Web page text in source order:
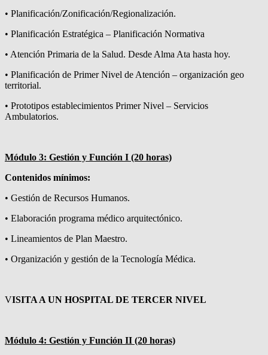
• Planificación/Zonificación/Regionalización.
• Planificación Estratégica – Planificación Normativa
• Atención Primaria de la Salud. Desde Alma Ata hasta hoy.
• Planificación de Primer Nivel de Atención – organización geo
territorial.
• Prototipos establecimientos Primer Nivel – Servicios
Ambulatorios.
Módulo 3: Gestión y Función I (20 horas)
Contenidos mínimos:
• Gestión de Recursos Humanos.
• Elaboración programa médico arquitectónico.
• Lineamientos de Plan Maestro.
• Organización y gestión de la Tecnología Médica.
VISITA A UN HOSPITAL DE TERCER NIVEL
Módulo 4: Gestión y Función II (20 horas)